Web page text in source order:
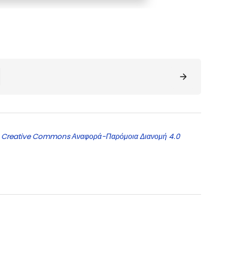
Creative Commons Αναφορά-Παρόμοια Διανομή 4.0